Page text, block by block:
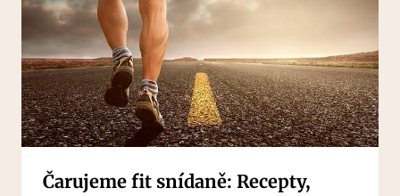
Čarujeme fit snídaně: Recepty,